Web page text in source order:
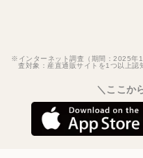
※インターネット調査（期間：2025年
査対象：産直通販サイトを1つ以上認
＼ここか